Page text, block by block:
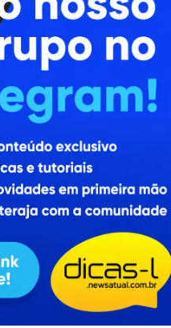
Enviar Dica
Contato
RSS